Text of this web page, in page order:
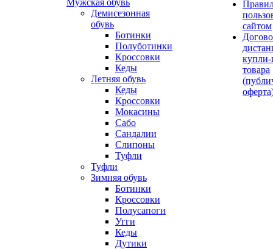
Мужская обувь
Демисезонная
обувь
Ботинки
Полуботинки
Кроссовки
Кеды
Летняя обувь
Кеды
Кроссовки
Мокасины
Сабо
Сандалии
Слипоны
Туфли
Туфли
Зимняя обувь
Ботинки
Кроссовки
Полусапоги
Угги
Кеды
Дутики
сайтом
товара